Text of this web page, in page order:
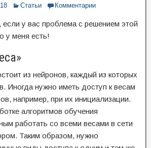
Статьи Комментарии
если у вас проблема с решением этой
у меня есть!
из нейронов, каждый из которых
Иногда нужно иметь доступ к весам
например, при их инициализации.
алгоритмов обучения
работать со всеми весами в сети
Таким образом, нужно